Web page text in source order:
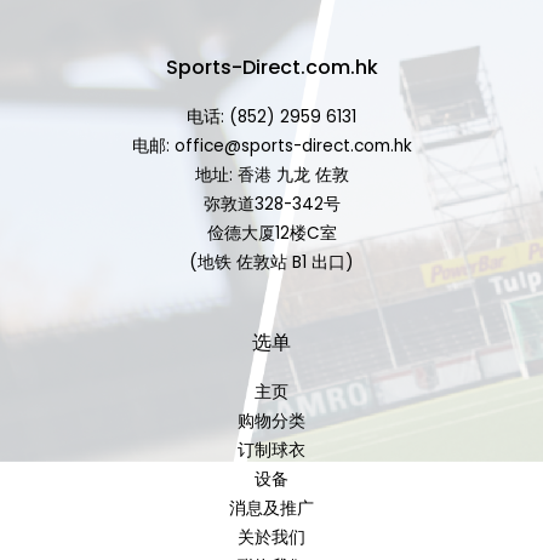
Sports-Direct.com.hk
电话: (852) 2959 6131
电邮: office@sports-direct.com.hk
地址: 香港 九龙 佐敦
弥敦道328-342号
俭德大厦12楼C室
(地铁 佐敦站 B1 出口)
选单
主页
购物分类
订制球衣
设备
消息及推广
关於我们